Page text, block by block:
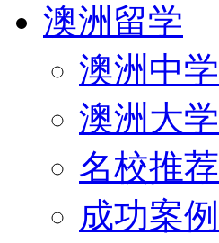
澳洲留学
澳洲中学
澳洲大学
名校推荐
成功案例